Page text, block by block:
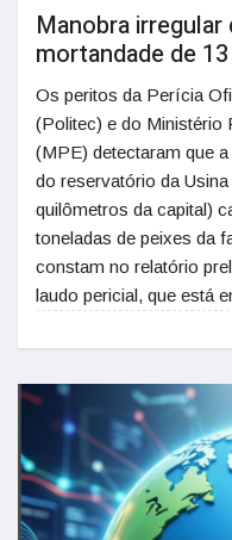
Manobra
mortandade de
Os peritos da Perícia
(Politec) e do Ministério
(MPE) detectaram que
do reservatório da
quilômetros da capital)
toneladas de peixes da
constam no relatório
laudo pericial, que está